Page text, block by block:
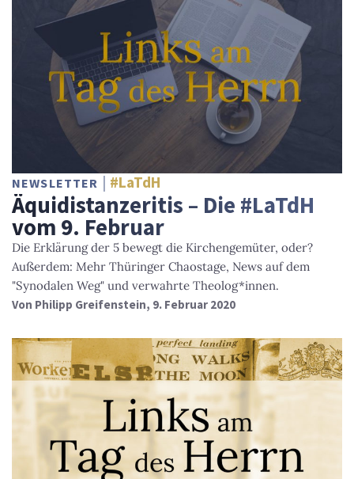
NEWSLETTER #LaTdH
Äquidistanzeritis – Die #LaTdH
vom 9. Februar
Die Erklärung der 5 bewegt die Kirchengemüter, oder?
Außerdem: Mehr Thüringer Chaostage, News auf dem
"Synodalen Weg" und verwahrte Theolog*innen.
Von Philipp Greifenstein, 9. Februar 2020